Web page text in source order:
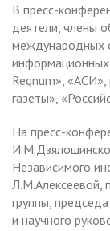
В пресс-
деятели, члены
международных
Regnum»,
газеты»,
На пресс-
Независимого
Л.М.Алексеевой,
группы,
и научного